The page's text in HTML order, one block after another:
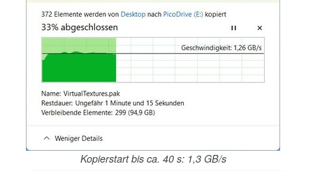
Kopierstart bis ca. 40 s: 1,3 GB/s